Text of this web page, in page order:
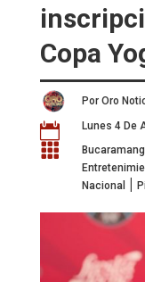
Copa
Por Oro
 Lunes 4 De

Nacional |